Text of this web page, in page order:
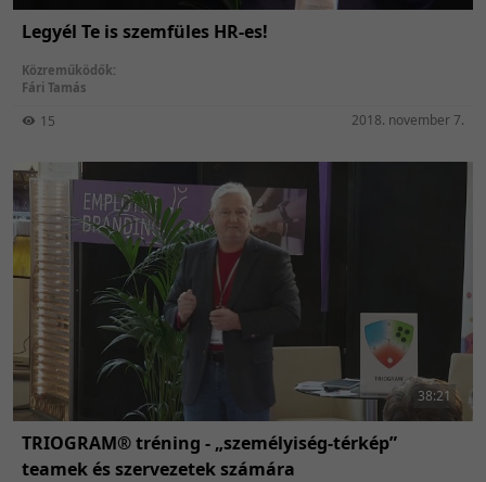
Legyél Te is szemfüles HR-es!
Közreműködők:
Fári Tamás
15 2018. november 7.
38:21
TRIOGRAM® tréning - „személyiség-térkép”
teamek és szervezetek számára